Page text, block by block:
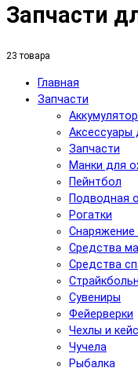
Запчасти
23 товара
Главная
Запчасти
Аксесcуары
Запчасти
Манки для
Пейнтбол
Подводная
Рогатки
Снаряжение
Средства
Средства
Сувениры
Фейерверки
Чехлы и
Чучела
Рыбалка